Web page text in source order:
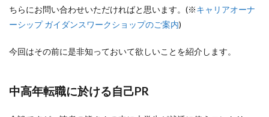
ちらにお問い合わせいただければと思います。(※キャリアオーナ
ーシップ ガイダンスワークショップのご案内)
今回はその前に是非知っておいて欲しいことを紹介します。
中高年転職に於ける自己PR